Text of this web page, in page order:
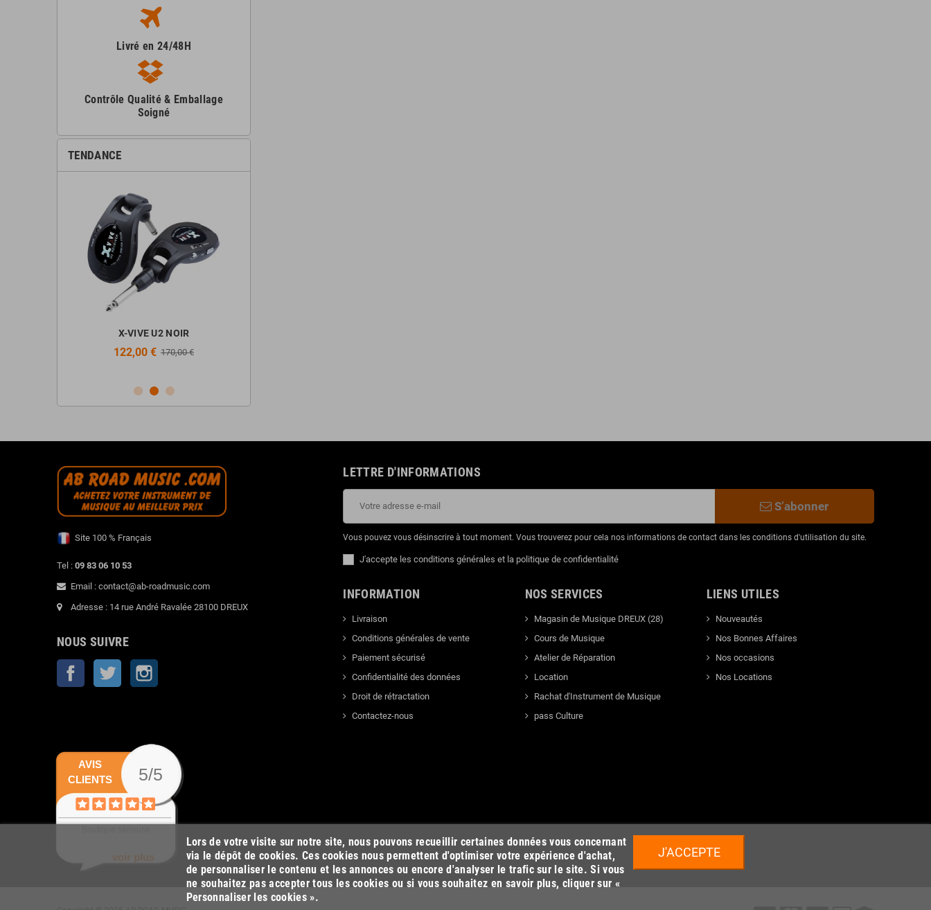
Livré en 24/48H
Contrôle Qualité & Emballage
Soigné
TENDANCE
X-VIVE U2 NOIR
122,00 € 170,00 €
Site 100 % Français
Tel : 09 83 06 10 53
Email : contact@ab-roadmusic.com
Adresse : 14 rue André Ravalée 28100 DREUX
NOUS SUIVRE
Facebook Twitter
LETTRE D'INFORMATIONS
S’abonner
Vous pouvez vous désinscrire à tout moment. Vous trouverez pour cela nos informations de contact dans les conditions d'utilisation du site.
J'accepte les conditions générales et la politique de confidentialité
INFORMATION
Livraison
Conditions générales de vente
Paiement sécurisé
Confidentialité des données
Droit de rétractation
Contactez-nous
NOS SERVICES
Magasin de Musique DREUX (28)
Cours de Musique
Atelier de Réparation
Location
Rachat d'Instrument de Musique
pass Culture
LIENS UTILES
Nouveautés
Nos Bonnes Affaires
Nos occasions
Nos Locations
Lors de votre visite sur notre site, nous pouvons recueillir certaines données vous concernant
via le dépôt de cookies. Ces cookies nous permettent d'optimiser votre expérience d'achat,
de personnaliser le contenu et les annonces ou encore d'analyser le trafic sur le site. Si vous
ne souhaitez pas accepter tous les cookies ou si vous souhaitez en savoir plus, cliquer sur «
Personnaliser les cookies ».
J'ACCEPTE
AVIS
CLIENTS
5/5
voir plus